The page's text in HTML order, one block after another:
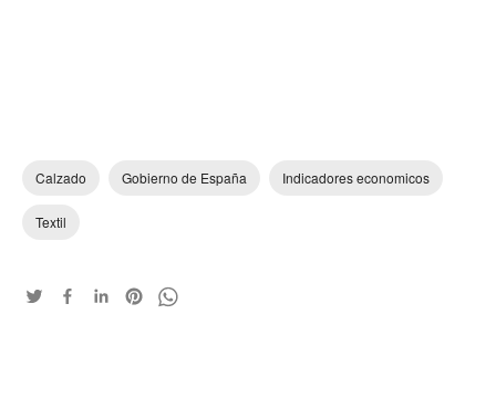
Calzado Gobierno de España Indicadores economicos
Textil